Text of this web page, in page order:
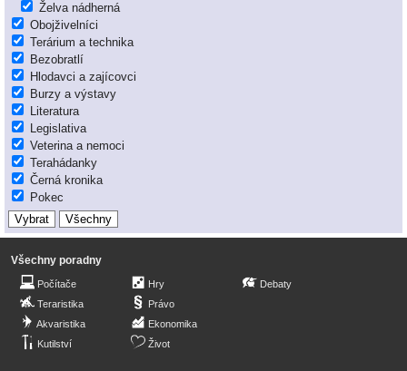
Želva nádherná
Obojživelníci
Terárium a technika
Bezobratlí
Hlodavci a zajícovci
Burzy a výstavy
Literatura
Legislativa
Veterina a nemoci
Terahádanky
Černá kronika
Pokec
Všechny poradny
Počítače
Teraristika
Akvaristika
Kutilství
Hry
Právo
Ekonomika
Život
Debaty